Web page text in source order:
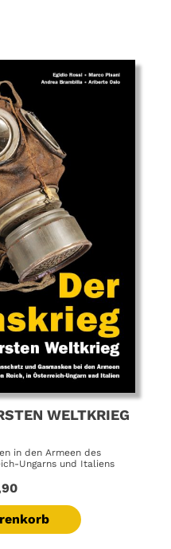
WELTKRIEG
in den Armeen des
Ungarns und Italiens